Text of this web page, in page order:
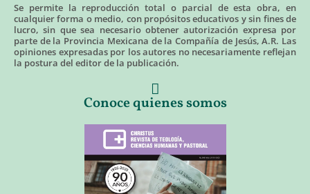
Se permite la reproducción total o parcial de esta obra, en
cualquier forma o medio, con propósitos educativos y sin fines de
lucro, sin que sea necesario obtener autorización expresa por
parte de la Provincia Mexicana de la Compañía de Jesús, A.R. Las
opiniones expresadas por los autores no necesariamente reflejan
la postura del editor de la publicación.
Conoce quienes somos